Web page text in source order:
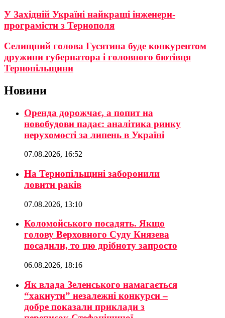
У Західній Україні найкращі інженери-
програмісти з Тернополя
Селищний голова Гусятина буде конкурентом
дружини губернатора і головного бютівця
Тернопільщини
Новини
Оренда дорожчає, а попит на
новобудови падає: аналітика ринку
нерухомості за липень в Україні
07.08.2026, 16:52
На Тернопільщині заборонили
ловити раків
07.08.2026, 13:10
Коломойського посадять. Якщо
голову Верховного Суду Князева
посадили, то цю дрібноту запросто
06.08.2026, 18:16
Як влада Зеленського намагається
“хакнути” незалежні конкурси –
добре показали приклади з